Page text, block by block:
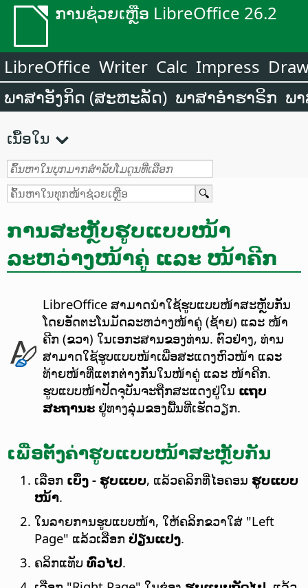
ການຊ່ວຍເຫຼືອ LibreOffice 26.2
LibreOffice Writer Calc Impress
ພາສາອັງກິດ (ສະຫະລັດ) ພາສາອຳຮາຣິກ ພ
ເນື້ອໃນ
ການສະຫຼັບຮູບແບບໜ້າ
ລະຫວ່າງໜ້າຄູ່ ແລະ ໜ້າຄີກ
LibreOffice ສາມາດນຳໃຊ້ຮູບແບບໜ້າສະຫຼັບກັນ
ໂດຍອັດຕະໂນມັດລະຫວ່າງໜ້າຄູ່ (ຊ້າຍ) ແລະ ໜ້າ
ຄີກ (ຂວາ) ໃນເອກະສານຂອງທ່ານ. ຕົວຢ່າງ, ທ່ານ
ສາມາດໃຊ້ຮູບແບບໜ້າເພື່ອສະແດງຫົວໜ້າ ແລະ
ທ້າຍໜ້າທີ່ແຕກຕ່າງກັນໃນໜ້າຄູ່ ແລະ ໜ້າຄີກ.
ຮູບແບບໜ້າປັດຈຸບັນຈະຖືກສະແດງຢູ່ໃນ ແຖບ
ສະຖານະ ຢູ່ທາງລຸ່ມຂອງພື້ນທີ່ເຮັດວຽກ.
ເພື່ອຕັ້ງຄ່າຮູບແບບໜ້າສະຫຼັບກັນ
ເລືອກ ເບິ່ງ - ຮູບແບບ, ແລ້ວຄລິກທີ່ໄອຄອນ ຮູບແບບ
ໜ້າ.
ໃນລາຍການຮູບແບບໜ້າ, ໃຫ້ຄລິກຂວາໃສ່ "Left
Page" ແລ້ວເລືອກ ປ່ຽນແປງ.
ຄລິກແທັບ ທົ່ວໄປ.